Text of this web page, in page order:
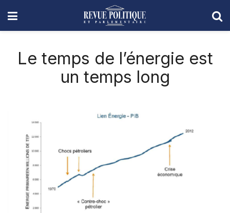
Le temps de l’énergie est
un temps long